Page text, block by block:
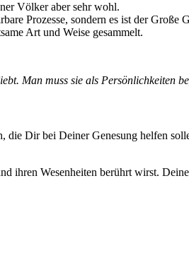
Völker aber sehr wohl.
Prozesse, sondern es ist der Große
Art und Weise gesammelt.
Man muss sie als Persönlichkeiten
Dir bei Deiner Genesung helfen
ihren Wesenheiten berührt wirst.